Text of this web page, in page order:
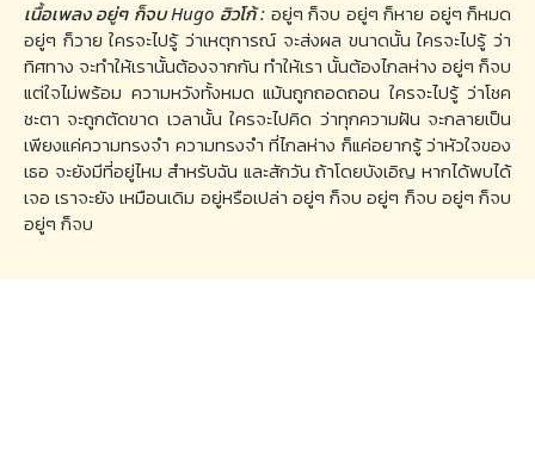
เนื้อเพลง อยู่ๆ ก็จบ Hugo ฮิวโก้ : อยู่ๆ ก็จบ อยู่ๆ ก็หาย อยู่ๆ ก็หมด
อยู่ๆ ก็วาย ใครจะไปรู้ ว่าเหตุการณ์ จะส่งผล ขนาดนั้น ใครจะไปรู้ ว่า
ทิศทาง จะทำให้เรานั้นต้องจากกัน ทำให้เรา นั้นต้องไกลห่าง อยู่ๆ ก็จบ
แต่ใจไม่พร้อม ความหวังทั้งหมด แม้นถูกถอดถอน ใครจะไปรู้ ว่าโชค
ชะตา จะถูกตัดขาด เวลานั้น ใครจะไปคิด ว่าทุกความฝัน จะกลายเป็น
เพียงแค่ความทรงจำ ความทรงจำ ที่ไกลห่าง ก็แค่อยากรู้ ว่าหัวใจของ
เธอ จะยังมีที่อยู่ไหม สำหรับฉัน และสักวัน ถ้าโดยบังเอิญ หากได้พบได้
เจอ เราจะยัง เหมือนเดิม อยู่หรือเปล่า อยู่ๆ ก็จบ อยู่ๆ ก็จบ อยู่ๆ ก็จบ
อยู่ๆ ก็จบ